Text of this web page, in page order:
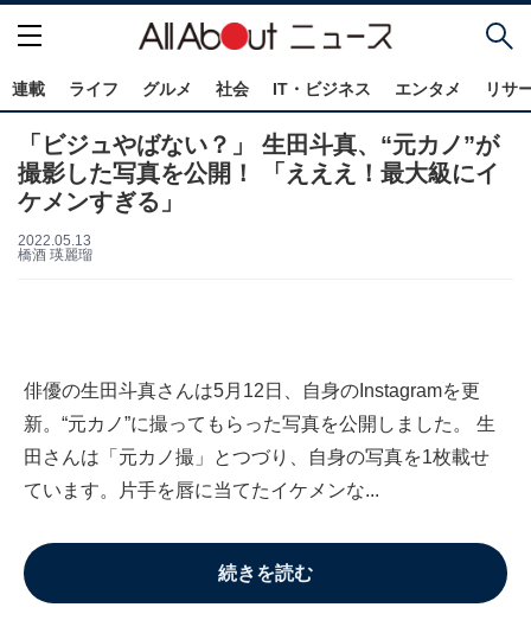
連載 ライフ グルメ 社会 IT・ビジネス エンタメ リサ
「ビジュやばない？」 生田斗真、“元カノ”が
撮影した写真を公開！ 「えええ！最大級にイ
ケメンすぎる」
2022.05.13
橋酒 瑛麗瑠
俳優の生田斗真さんは5月12日、自身のInstagramを更
新。“元カノ”に撮ってもらった写真を公開しました。 生
田さんは「元カノ撮」とつづり、自身の写真を1枚載せ
ています。片手を唇に当てたイケメンな...
続きを読む